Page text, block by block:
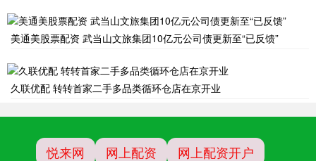
美通美股票配资 武当山文旅集团10亿元公司债更新至“已反馈”
久联优配 转转首家二手多品类循环仓店在京开业
悦来网 网上配资 网上配资开户